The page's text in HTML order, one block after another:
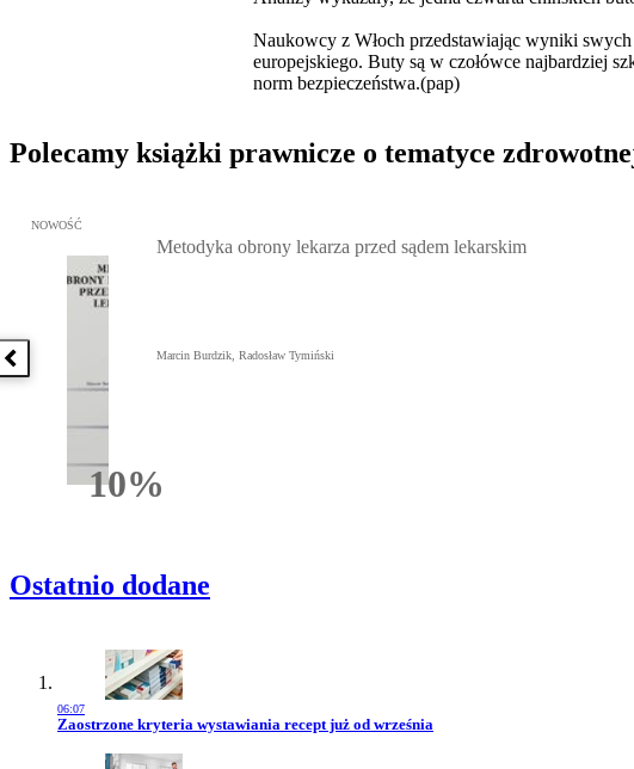
Naukowcy z Włoch przedstawiając wyniki
europejskiego. Buty są w czołówce najbardziej
norm bezpieczeństwa.(pap)
Polecamy książki prawnicze o tematyce
Poprzednia książka
Przejdź do: Metodyka obrony lekarza przed sądem lekarskim, Marcin Burdzik,
NOWOŚĆ
10%Rabatu
Metodyka obrony lekarza przed sądem lekarskim
Marcin Burdzik, Radosław Tymiński
Ostatnio dodane
06:07
Przejdź do artykułu:
Zaostrzone kryteria wystawiania recept już od września